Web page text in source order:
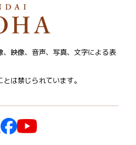
映像、音声、写真、文字による表
は禁じられています。